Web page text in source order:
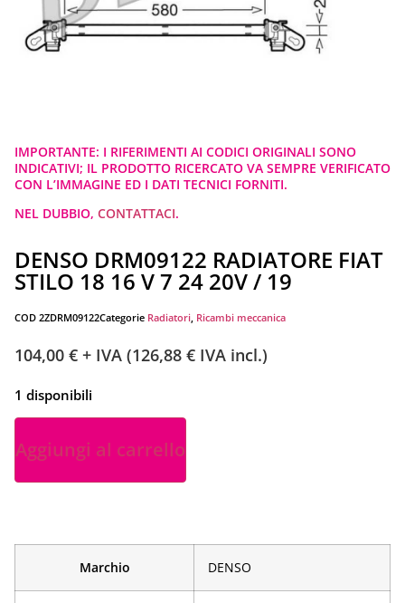
IMPORTANTE: I RIFERIMENTI AI CODICI ORIGINALI SONO
INDICATIVI; IL PRODOTTO RICERCATO VA SEMPRE VERIFICATO
CON L’IMMAGINE ED I DATI TECNICI FORNITI.
NEL DUBBIO, CONTATTACI.
DENSO DRM09122 RADIATORE FIAT
STILO 18 16 V 7 24 20V / 19
COD 2ZDRM09122Categorie Radiatori, Ricambi meccanica
104,00 € + IVA (126,88 € IVA incl.)
1 disponibili
Aggiungi al carrello
Marchio DENSO